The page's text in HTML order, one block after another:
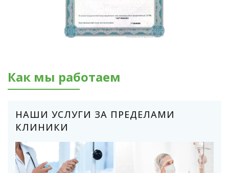
Как мы работаем
НАШИ УСЛУГИ ЗА ПРЕДЕЛАМИ
КЛИНИКИ